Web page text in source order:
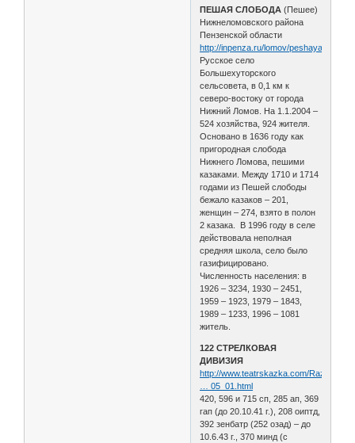
ПЕШАЯ СЛОБОДА (Пешее)
Нижнеломовского района
Пензенской области
http://inpenza.ru/lomov/
Русское село
Большехуторского
сельсовета, в 0,1 км к
северо-востоку от города
Нижний Ломов. На 1.1.2004 –
524 хозяйства, 924 жителя.
Основано в 1636 году как
пригородная слобода
Нижнего Ломова, пешими
казаками. Между 1710 и 1714
годами из Пешей слободы
бежало казаков – 201,
женщин – 274, взято в полон
2 казака. В 1996 году в селе
действовала неполная
средняя школа, село было
газифицировано.
Численность населения: в
1926 – 3234, 1930 – 2451,
1959 – 1923, 1979 – 1843,
1989 – 1233, 1996 – 1081
житель.
122 СТРЕЛКОВАЯ
ДИВИЗИЯ
http://www.teatrskazka.com/Raznoe/
… 05_01.html
420, 596 и 715 сп, 285 ап, 369
гап (до 20.10.41 г.), 208 оиптд,
392 зенбатр (252 озад) – до
10.6.43 г., 370 минд (с